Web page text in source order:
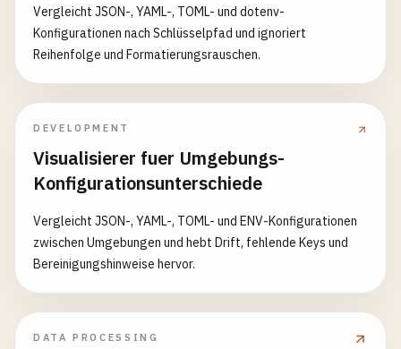
Vergleicht JSON-, YAML-, TOML- und dotenv-
Konfigurationen nach Schlüsselpfad und ignoriert
Reihenfolge und Formatierungsrauschen.
DEVELOPMENT
Visualisierer fuer Umgebungs-
Konfigurationsunterschiede
Vergleicht JSON-, YAML-, TOML- und ENV-Konfigurationen
zwischen Umgebungen und hebt Drift, fehlende Keys und
Bereinigungshinweise hervor.
DATA PROCESSING